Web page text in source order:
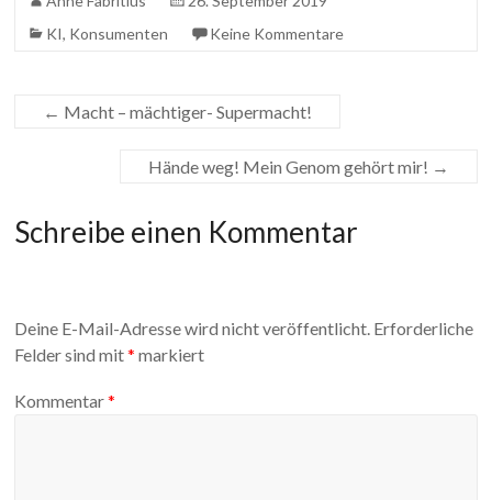
KI, Konsumenten Keine Kommentare
← Macht – mächtiger- Supermacht!
Hände weg! Mein Genom gehört mir! →
Schreibe einen Kommentar
Deine E-Mail-Adresse wird nicht veröffentlicht. Erforderliche
Felder sind mit* markiert
Kommentar*